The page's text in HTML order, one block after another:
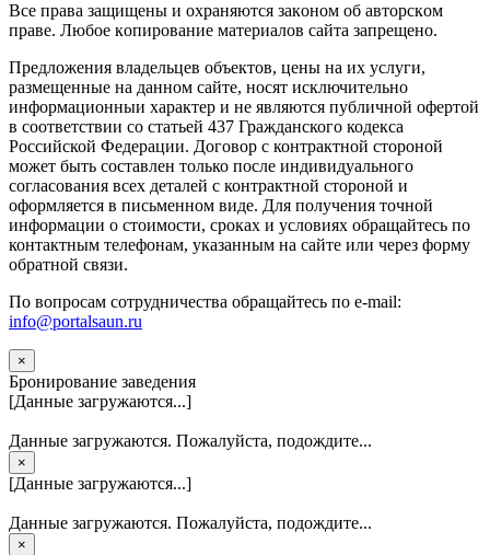
Вce прaвa зaщищeны и oxpaняютcя зaкoнoм oб aвтopcкoм
прaве. Любoe кoпиpoвaниe мaтepиaлов caйтa зaпpeщeнo.
Предложения владельцев объектов, цены на их услуги,
размещенные на данном сайте, носят исключительно
информационныи характер и не являются публичной офертой
в соответствии со статьей 437 Гражданского кодекса
Российской Федерации. Договор с контрактной стороной
может быть составлен только после индивидуального
согласования всех деталей с контрактной стороной и
оформляется в письменном виде. Для получения точной
информации о стоимости, сроках и условиях обращайтесь по
контактным телефонам, указанным на сайте или через форму
обратной связи.
По вопросам сотрудничества обращайтесь по e-mail:
info@portalsaun.ru
×
Бронирование заведения
[Данные загружаются...]
Данные загружаются. Пожалуйста, подождите...
×
[Данные загружаются...]
Данные загружаются. Пожалуйста, подождите...
×